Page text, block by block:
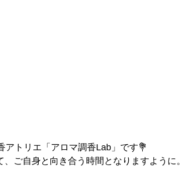
アトリエ「アロマ調香Lab」です💐
ご自身と向き合う時間となりますように。